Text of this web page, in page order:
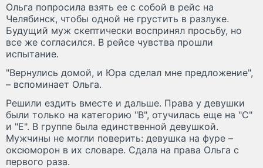
Ольга попросила взять ее с собой в рейс на
Челябинск, чтобы одной не грустить в разлуке.
Будущий муж скептически воспринял просьбу, но
все же согласился. В рейсе чувства прошли
испытание.
"Вернулись домой, и Юра сделал мне предложение",
– вспоминает Ольга.
Решили ездить вместе и дальше. Права у девушки
были только на категорию "В", отучилась еще на "С"
и "Е". В группе была единственной девушкой.
Мужчины не могли поверить: девушка на фуре –
оксюморон в их словаре. Сдала на права Ольга с
первого раза.